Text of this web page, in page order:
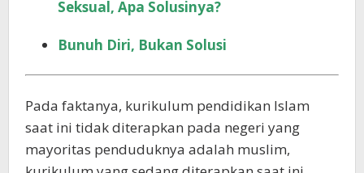
Seksual, Apa Solusinya?
Bunuh Diri, Bukan Solusi
Pada faktanya, kurikulum pendidikan Islam
saat ini tidak diterapkan pada negeri yang
mayoritas penduduknya adalah muslim,